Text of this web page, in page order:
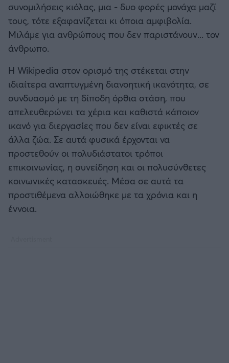
συνομιλήσεις κιόλας, μια - δυο φορές μονάχα μαζί
τους, τότε εξαφανίζεται κι όποια αμφιβολία.
Μιλάμε για ανθρώπους που δεν παριστάνουν... τον
άνθρωπο.
Η Wikipedia στον ορισμό της στέκεται στην
ιδιαίτερα αναπτυγμένη διανοητική ικανότητα, σε
συνδυασμό με τη δίποδη όρθια στάση, που
απελευθερώνει τα χέρια και καθιστά κάποιον
ικανό για διεργασίες που δεν είναι εφικτές σε
άλλα ζώα. Σε αυτά φυσικά έρχονται να
προστεθούν οι πολυδιάστατοι τρόποι
επικοινωνίας, η συνείδηση και οι πολυσύνθετες
κοινωνικές κατασκευές. Μέσα σε αυτά τα
προστιθέμενα αλλοιώθηκε με τα χρόνια και η
έννοια.